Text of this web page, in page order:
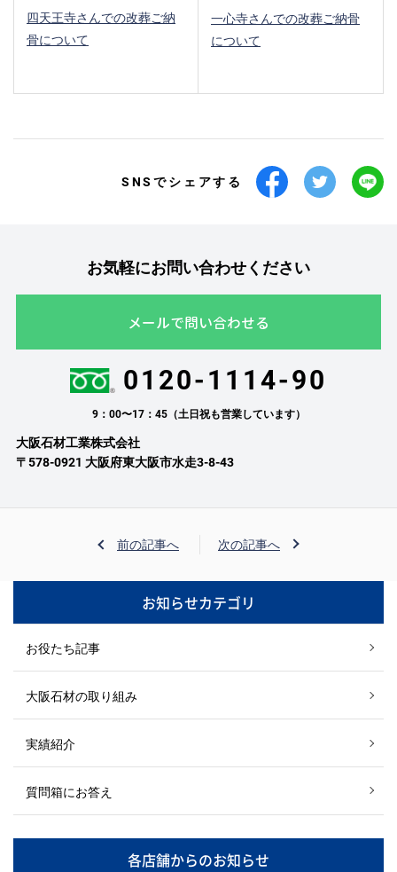
四天王寺さんでの改葬ご納
骨について
一心寺さんでの改葬ご納骨
について
SNSでシェアする
お気軽にお問い合わせください
メールで問い合わせる
0120-1114-90
9：00〜17：45（土日祝も営業しています）
大阪石材工業株式会社
〒578-0921 大阪府東大阪市水走3-8-43
前の記事へ 次の記事へ
お知らせカテゴリ
お役たち記事
大阪石材の取り組み
実績紹介
質問箱にお答え
各店舗からのお知らせ